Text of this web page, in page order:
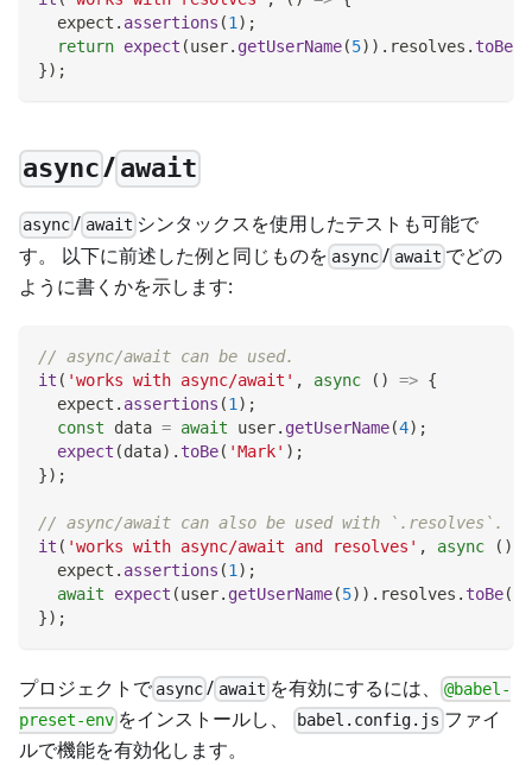
  expect
. assertions (1 ) ;
return expect (user. getUserName(5) ) . resolves . toBe
}) ;
async/await
async / await シンタックスを使用したテストも可能で
す。 以下に前述した例と同じものを async / await でどの
ように書くかを示します:
// async/await can be used.
it ( 'works with async/await' , async ( ) => {
  expect
. assertions (1 ) ;
const data = await user. getUserName(4) ;
expect (data) . toBe( 'Mark' ) ;
}) ;
// async/await can also be used with `.resolves`.
it ( 'works with async/await and resolves' , async ( )
  expect
. assertions (1 ) ;
await
expect (user. getUserName(5) ) . resolves . toBe(
}) ;
プロジェクトで async / await を有効にするには、
@babel-
preset-env をインストールし、 babel.config.js ファイ
ルで機能を有効化します。